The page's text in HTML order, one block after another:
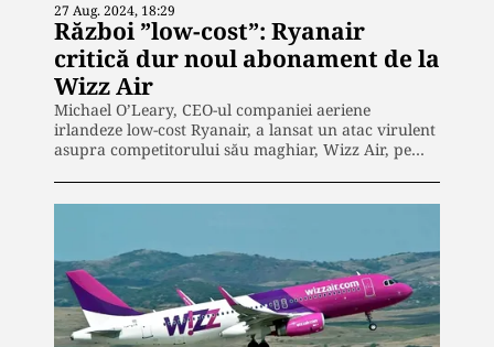
27 Aug. 2024, 18:29
Război ”low-cost”: Ryanair
critică dur noul abonament de la
Wizz Air
Michael O’Leary, CEO-ul companiei aeriene
irlandeze low-cost Ryanair, a lansat un atac virulent
asupra competitorului său maghiar, Wizz Air, pe…